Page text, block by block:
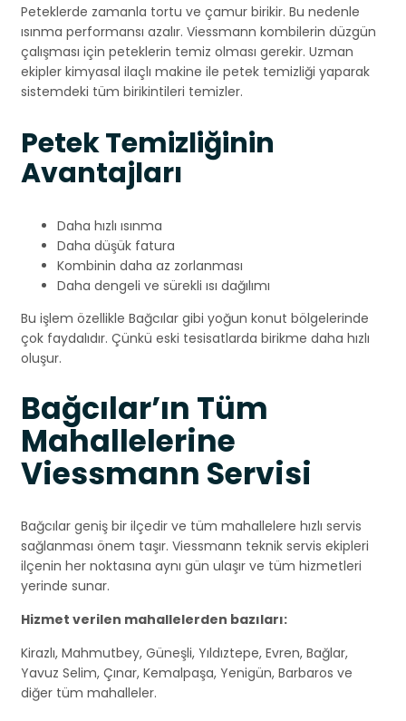
Peteklerde zamanla tortu ve çamur birikir. Bu nedenle
ısınma performansı azalır. Viessmann kombilerin düzgün
çalışması için peteklerin temiz olması gerekir. Uzman
ekipler kimyasal ilaçlı makine ile petek temizliği yaparak
sistemdeki tüm birikintileri temizler.
Petek Temizliğinin
Avantajları
Daha hızlı ısınma
Daha düşük fatura
Kombinin daha az zorlanması
Daha dengeli ve sürekli ısı dağılımı
Bu işlem özellikle Bağcılar gibi yoğun konut bölgelerinde
çok faydalıdır. Çünkü eski tesisatlarda birikme daha hızlı
oluşur.
Bağcılar’ın Tüm
Mahallelerine
Viessmann Servisi
Bağcılar geniş bir ilçedir ve tüm mahallelere hızlı servis
sağlanması önem taşır. Viessmann teknik servis ekipleri
ilçenin her noktasına aynı gün ulaşır ve tüm hizmetleri
yerinde sunar.
Hizmet verilen mahallelerden bazıları:
Kirazlı, Mahmutbey, Güneşli, Yıldıztepe, Evren, Bağlar,
Yavuz Selim, Çınar, Kemalpaşa, Yenigün, Barbaros ve
diğer tüm mahalleler.